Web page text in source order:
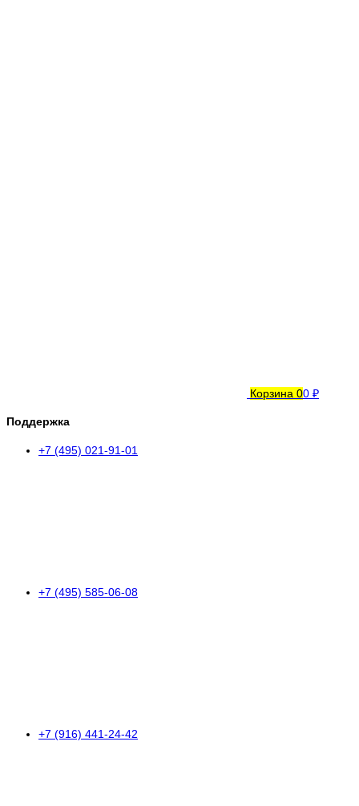
Корзина 00 ₽
Поддержка
+7 (495) 021-91-01
+7 (495) 585-06-08
+7 (916) 441-24-42